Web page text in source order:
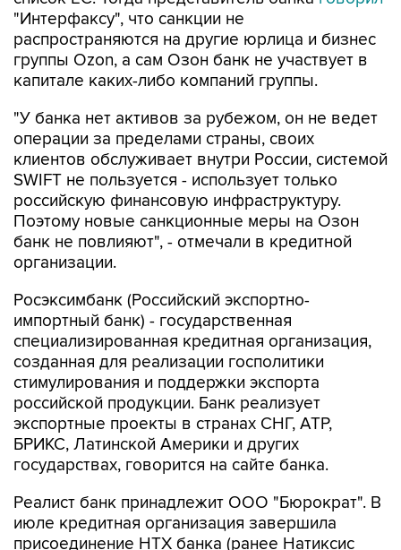
"Интерфаксу", что санкции не
распространяются на другие юрлица и бизнес
группы Ozon, а сам Озон банк не участвует в
капитале каких-либо компаний группы.
"У банка нет активов за рубежом, он не ведет
операции за пределами страны, своих
клиентов обслуживает внутри России, системой
SWIFT не пользуется - использует только
российскую финансовую инфраструктуру.
Поэтому новые санкционные меры на Озон
банк не повлияют", - отмечали в кредитной
организации.
Росэксимбанк (Российский экспортно-
импортный банк) - государственная
специализированная кредитная организация,
созданная для реализации госполитики
стимулирования и поддержки экспорта
российской продукции. Банк реализует
экспортные проекты в странах СНГ, АТР,
БРИКС, Латинской Америки и других
государствах, говорится на сайте банка.
Реалист банк принадлежит ООО "Бюрократ". В
июле кредитная организация завершила
присоединение НТХ банка (ранее Натиксис